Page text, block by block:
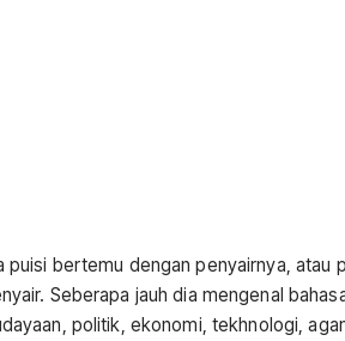
puisi bertemu dengan penyairnya, atau
Seberapa jauh dia mengenal
politik, ekonomi, tekhnologi,